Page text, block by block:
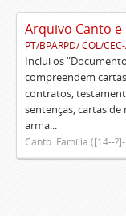
Arquivo Canto e
PT/BPARPD/ COL/
Inclui os
compreendem
contratos,
sentenças, cartas
arma...
Canto. Família ([14--